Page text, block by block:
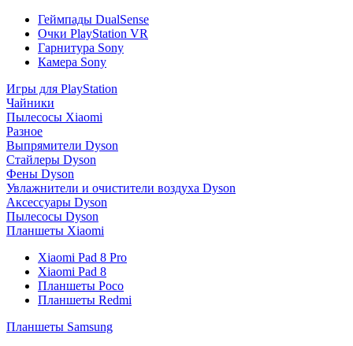
Геймпады DualSense
Очки PlayStation VR
Гарнитура Sony
Камера Sony
Игры для PlayStation
Чайники
Пылесосы Xiaomi
Разное
Выпрямители Dyson
Стайлеры Dyson
Фены Dyson
Увлажнители и очистители воздуха Dyson
Аксессуары Dyson
Пылесосы Dyson
Планшеты Xiaomi
Xiaomi Pad 8 Pro
Xiaomi Pad 8
Планшеты Poco
Планшеты Redmi
Планшеты Samsung